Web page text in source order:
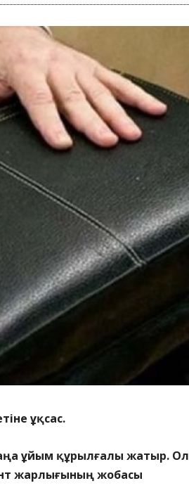
ұқсас.
ұйым құрылғалы жатыр. Ол
жарлығының жобасы